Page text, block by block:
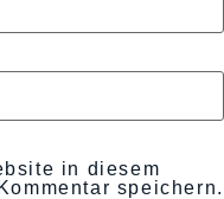
in diesem
speichern.